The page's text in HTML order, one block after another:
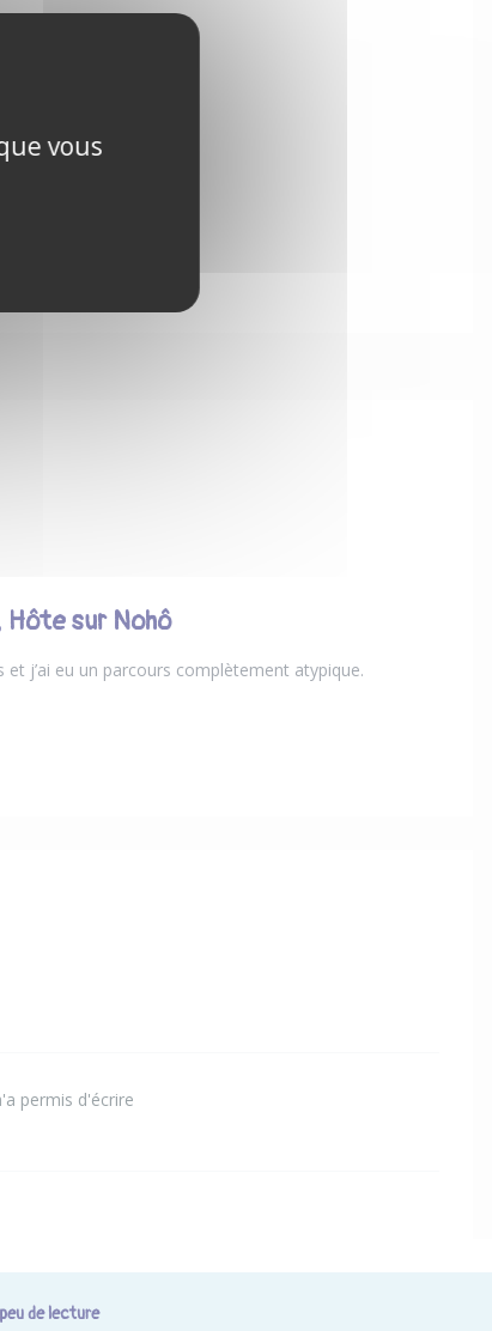
Hôte sur Nohô
et j’ai eu un parcours complètement atypique.
permis d'écrire
de lecture
vous